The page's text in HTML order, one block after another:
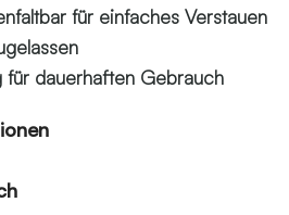
für einfaches Verstauen
für dauerhaften Gebrauch